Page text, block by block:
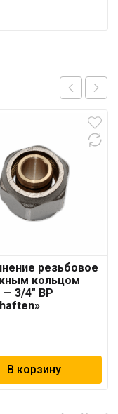
резьбовое
кольцом
— 3/4″ ВР
В корзину